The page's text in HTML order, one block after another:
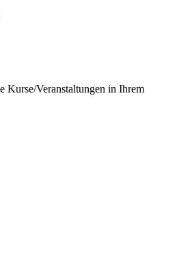
Kurse/Veranstaltungen in Ihrem